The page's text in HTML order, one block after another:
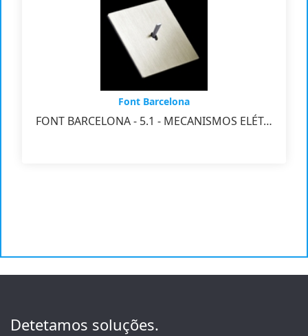
Font Barcelona
FONT BARCELONA - 5.1 - MECANISMOS ELÉT…
Detetamos soluções.